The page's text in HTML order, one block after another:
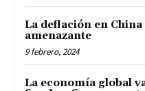
La deflación en China
amenazante
9 febrero, 2024
La economía global